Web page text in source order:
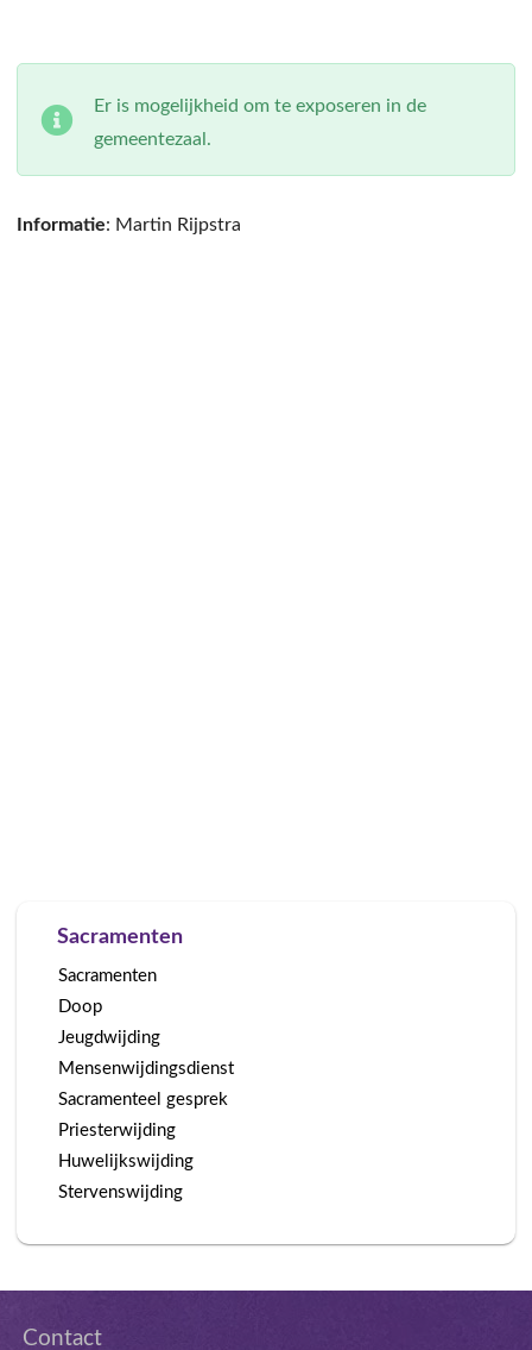
Er is mogelijkheid om te exposeren in de
gemeentezaal.
Informatie: Martin Rijpstra
Sacramenten
Sacramenten
Doop
Jeugdwijding
Mensenwijdingsdienst
Sacramenteel gesprek
Priesterwijding
Huwelijkswijding
Stervenswijding
Contact